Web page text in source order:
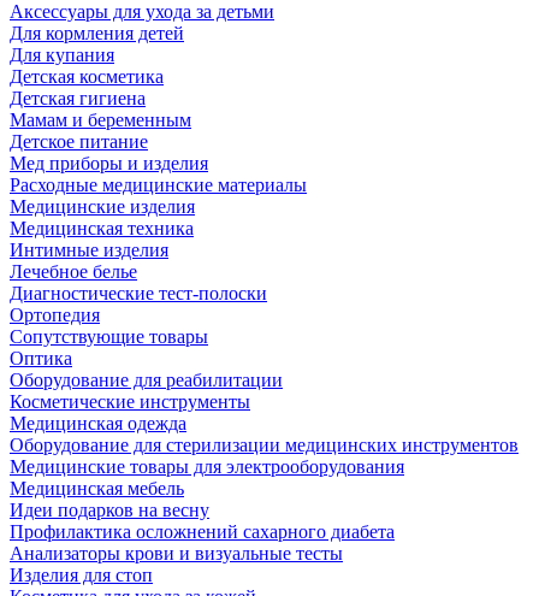
Аксессуары для ухода за детьми
Для кормления детей
Для купания
Детская косметика
Детская гигиена
Мамам и беременным
Детское питание
Мед приборы и изделия
Расходные медицинские материалы
Медицинские изделия
Медицинская техника
Интимные изделия
Лечебное белье
Диагностические тест-полоски
Ортопедия
Сопутствующие товары
Оптика
Оборудование для реабилитации
Косметические инструменты
Медицинская одежда
Оборудование для стерилизации медицинских инструментов
Медицинские товары для электрооборудования
Медицинская мебель
Идеи подарков на весну
Профилактика осложнений сахарного диабета
Анализаторы крови и визуальные тесты
Изделия для стоп